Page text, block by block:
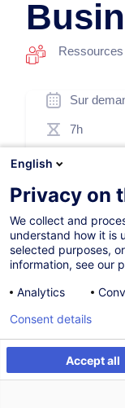
Être alerté
Sur
7h
Cours du
French /
010905
English
Privacy on
We collect and
understand how it is
selected purposes,
information, see our
Analytics
Accept all
Consent details